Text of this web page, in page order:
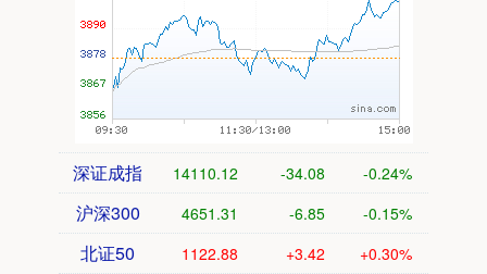
深证成指 14110.12 -34.08 -0.24%
沪深300 4651.31 -6.85 -0.15%
北证50 1122.88 +3.42 +0.30%